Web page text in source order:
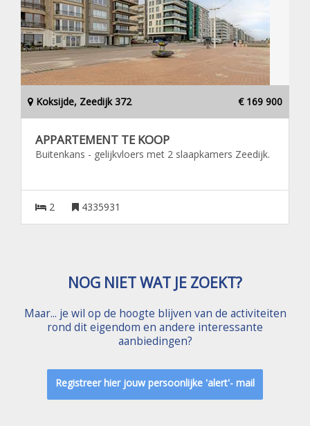
Koksijde, Zeedijk 372 € 169 900
APPARTEMENT TE KOOP
Buitenkans - gelijkvloers met 2 slaapkamers Zeedijk.
2 4335931
NOG NIET WAT JE ZOEKT?
Maar... je wil op de hoogte blijven van de activiteiten
rond dit eigendom en andere interessante
aanbiedingen?
Registreer hier jouw persoonlijke 'alert'- mail